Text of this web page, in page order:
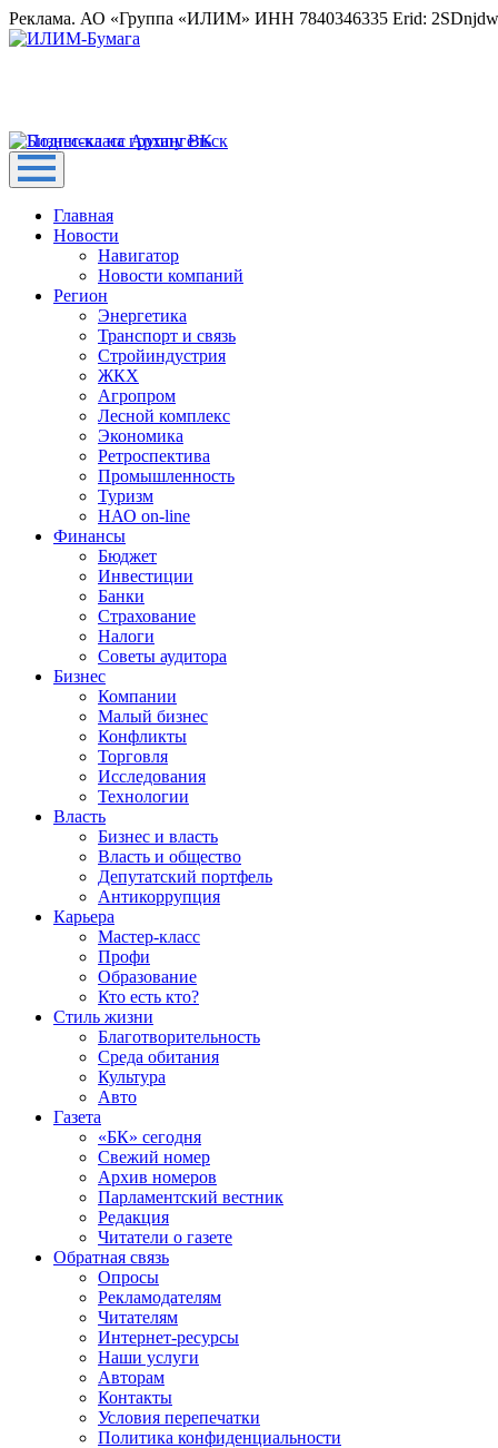
Реклама. АО «Группа «ИЛИМ» ИНН 7840346335 Erid:
Главная
Новости
Навигатор
Новости компаний
Регион
Энергетика
Транспорт и связь
Стройиндустрия
ЖКХ
Агропром
Лесной комплекс
Экономика
Ретроспектива
Промышленность
Туризм
НАО on-line
Финансы
Бюджет
Инвестиции
Банки
Страхование
Налоги
Советы аудитора
Бизнес
Компании
Малый бизнес
Конфликты
Торговля
Исследования
Технологии
Власть
Бизнес и власть
Власть и общество
Депутатский портфель
Антикоррупция
Карьера
Мастер-класс
Профи
Образование
Кто есть кто?
Стиль жизни
Благотворительность
Среда обитания
Культура
Авто
Газета
«БК» сегодня
Свежий номер
Архив номеров
Парламентский вестник
Редакция
Читатели о газете
Обратная связь
Опросы
Рекламодателям
Читателям
Интернет-ресурсы
Наши услуги
Авторам
Контакты
Условия перепечатки
Политика конфиденциальности